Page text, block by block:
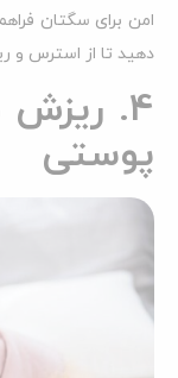
امن برای سگتان
دهید تا از استرس و
4.
پوستی